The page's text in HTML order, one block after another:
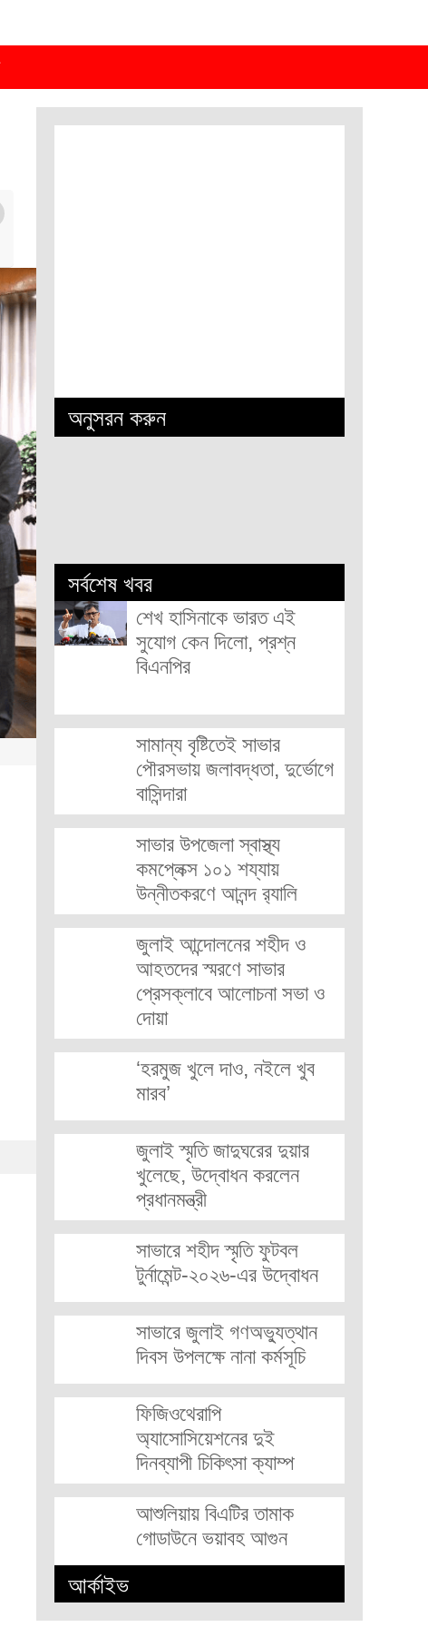
অনুসরন করুন
সর্বশেষ খবর
শেখ হাসিনাকে ভারত এই
সুযোগ কেন দিলো, প্রশ্ন
বিএনপির
সামান্য বৃষ্টিতেই সাভার
পৌরসভায় জলাবদ্ধতা, দুর্ভোগে
বাসিন্দারা
সাভার উপজেলা স্বাস্থ্য
কমপ্লেক্স ১০১ শয্যায়
উন্নীতকরণে আনন্দ র‍্যালি
জুলাই আন্দোলনের শহীদ ও
আহতদের স্মরণে সাভার
প্রেসক্লাবে আলোচনা সভা ও
দোয়া
‘হরমুজ খুলে দাও, নইলে খুব
মারব’
জুলাই স্মৃতি জাদুঘরের দুয়ার
খুলেছে, উদ্বোধন করলেন
প্রধানমন্ত্রী
সাভারে শহীদ স্মৃতি ফুটবল
টুর্নামেন্ট-২০২৬-এর উদ্বোধন
সাভারে জুলাই গণঅভ্যুত্থান
দিবস উপলক্ষে নানা কর্মসূচি
ফিজিওথেরাপি
অ্যাসোসিয়েশনের দুই
দিনব্যাপী চিকিৎসা ক্যাম্প
আশুলিয়ায় বিএটির তামাক
গোডাউনে ভয়াবহ আগুন
আর্কাইভ